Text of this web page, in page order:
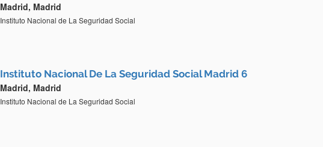
Madrid, Madrid
Instituto Nacional de La Seguridad Social
Instituto Nacional De La Seguridad Social Madrid 6
Madrid, Madrid
Instituto Nacional de La Seguridad Social